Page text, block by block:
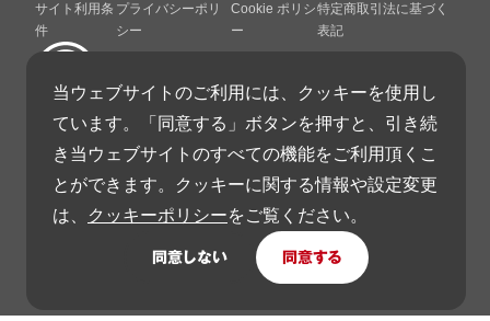
サイト利用条
件
プライバシーポリ
シー
Cookie ポリシ
ー
特定商取引法に基づく
表記
グッドデザイン賞は、公益財団法人日本デザイン振興
会が運営しています。
当ウェブサイトのご利用には、クッキーを使用し
ています。「同意する」ボタンを押すと、引き続
き当ウェブサイトのすべての機能をご利用頂くこ
とができます。クッキーに関する情報や設定変更
は、
クッキーポリシーをご覧ください。
同意しない 同意する